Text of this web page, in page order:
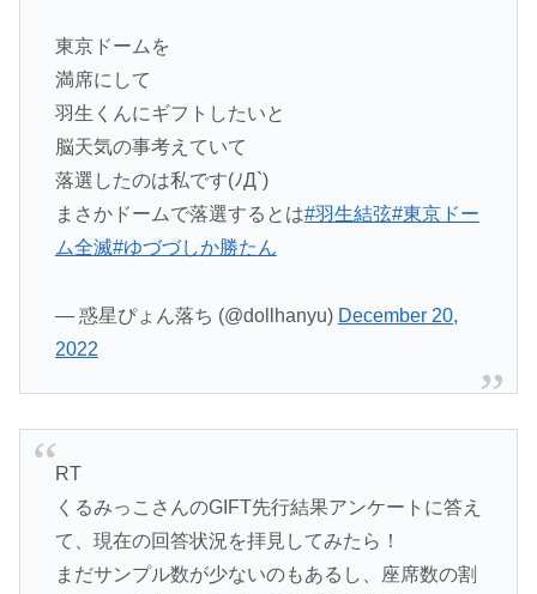
東京ドームを
満席にして
羽生くんにギフトしたいと
脳天気の事考えていて
落選したのは私です(ﾉД`)
まさかドームで落選するとは#羽生結弦#東京ドー
ム全滅#ゆづづしか勝たん
— 惑星ぴょん落ち (@dollhanyu) December 20,
2022
RT
くるみっこさんのGIFT先行結果アンケートに答え
て、現在の回答状況を拝見してみたら！
まだサンプル数が少ないのもあるし、座席数の割